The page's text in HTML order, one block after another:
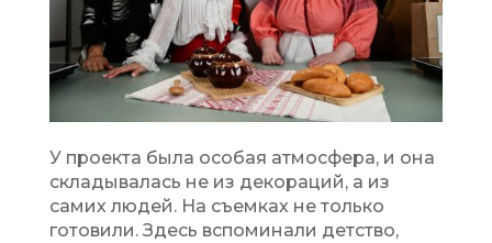
У проекта была особая атмосфера, и она
складывалась не из декораций, а из
самих людей. На съемках не только
готовили. Здесь вспоминали детство,